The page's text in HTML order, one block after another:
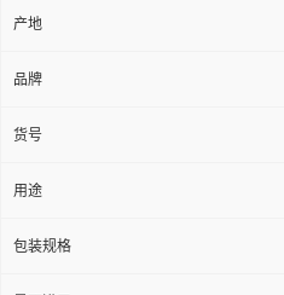
产地
品牌
货号
用途
包装规格